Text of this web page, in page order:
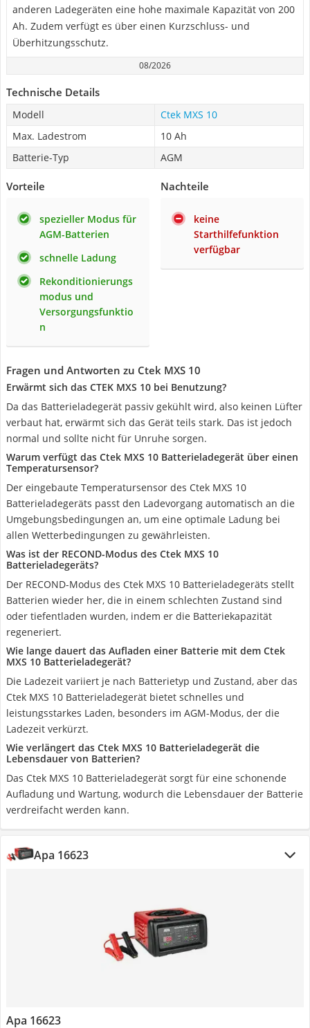
anderen Ladegeräten eine hohe maximale Kapazität von 200
Ah. Zudem verfügt es über einen Kurzschluss- und
Überhitzungsschutz.
08/2026
Technische Details
Modell
Ctek MXS 10
Max. Ladestrom
10 Ah
Batterie-Typ
AGM
Vorteile
spezieller Modus für
AGM-Batterien
schnelle Ladung
Rekonditionierungs
modus und
Versorgungsfunktio
n
Nachteile
keine
Starthilfefunktion
verfügbar
Fragen und Antworten zu Ctek MXS 10
Erwärmt sich das CTEK MXS 10 bei Benutzung?
Da das Batterieladegerät passiv gekühlt wird, also keinen Lüfter
verbaut hat, erwärmt sich das Gerät teils stark. Das ist jedoch
normal und sollte nicht für Unruhe sorgen.
Warum verfügt das Ctek MXS 10 Batterieladegerät über einen
Temperatursensor?
Der eingebaute Temperatursensor des Ctek MXS 10
Batterieladegeräts passt den Ladevorgang automatisch an die
Umgebungsbedingungen an, um eine optimale Ladung bei
allen Wetterbedingungen zu gewährleisten.
Was ist der RECOND-Modus des Ctek MXS 10
Batterieladegeräts?
Der RECOND-Modus des Ctek MXS 10 Batterieladegeräts stellt
Batterien wieder her, die in einem schlechten Zustand sind
oder tiefentladen wurden, indem er die Batteriekapazität
regeneriert.
Wie lange dauert das Aufladen einer Batterie mit dem Ctek
MXS 10 Batterieladegerät?
Die Ladezeit variiert je nach Batterietyp und Zustand, aber das
Ctek MXS 10 Batterieladegerät bietet schnelles und
leistungsstarkes Laden, besonders im AGM-Modus, der die
Ladezeit verkürzt.
Wie verlängert das Ctek MXS 10 Batterieladegerät die
Lebensdauer von Batterien?
Das Ctek MXS 10 Batterieladegerät sorgt für eine schonende
Aufladung und Wartung, wodurch die Lebensdauer der Batterie
verdreifacht werden kann.
Apa 16623
Apa 16623